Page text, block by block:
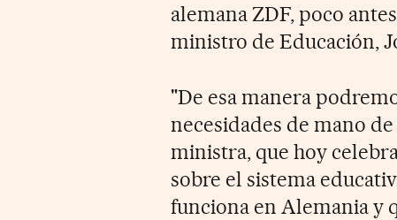
alemana ZDF, poco
ministro de Educación,
"De esa manera
necesidades de mano
ministra, que hoy
sobre el sistema
funciona en Alemania y